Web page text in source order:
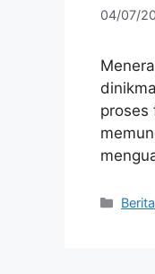
04/07/
proses
Berita